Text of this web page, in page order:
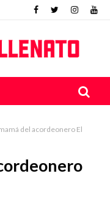
del acordeonero El